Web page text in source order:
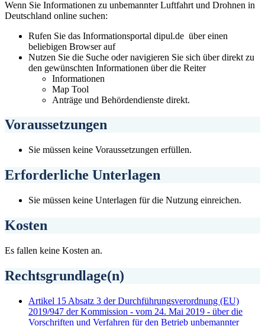
Wenn Sie Informationen zu unbemannter Luftfahrt und Drohnen in
Deutschland online suchen:
Rufen Sie das Informationsportal dipul.de über einen
beliebigen Browser auf
Nutzen Sie die Suche oder navigieren Sie sich über direkt zu
den gewünschten Informationen über die Reiter
Informationen
Map Tool
Anträge und Behördendienste direkt.
Voraussetzungen
Sie müssen keine Voraussetzungen erfüllen.
Erforderliche Unterlagen
Sie müssen keine Unterlagen für die Nutzung einreichen.
Kosten
Es fallen keine Kosten an.
Rechtsgrundlage(n)
Artikel 15 Absatz 3 der Durchführungsverordnung (EU)
2019/947 der Kommission - vom 24. Mai 2019 - über die
Vorschriften und Verfahren für den Betrieb unbemannter